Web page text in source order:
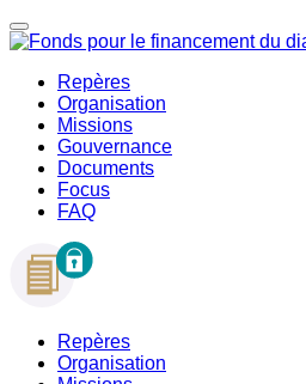
Repères
Organisation
Missions
Gouvernance
Documents
Focus
FAQ
Repères
Organisation